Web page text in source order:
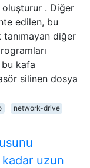
oluşturur . Diğer
edilen, bu
diğer
kafa
silinen dosya
network-drive
uzun